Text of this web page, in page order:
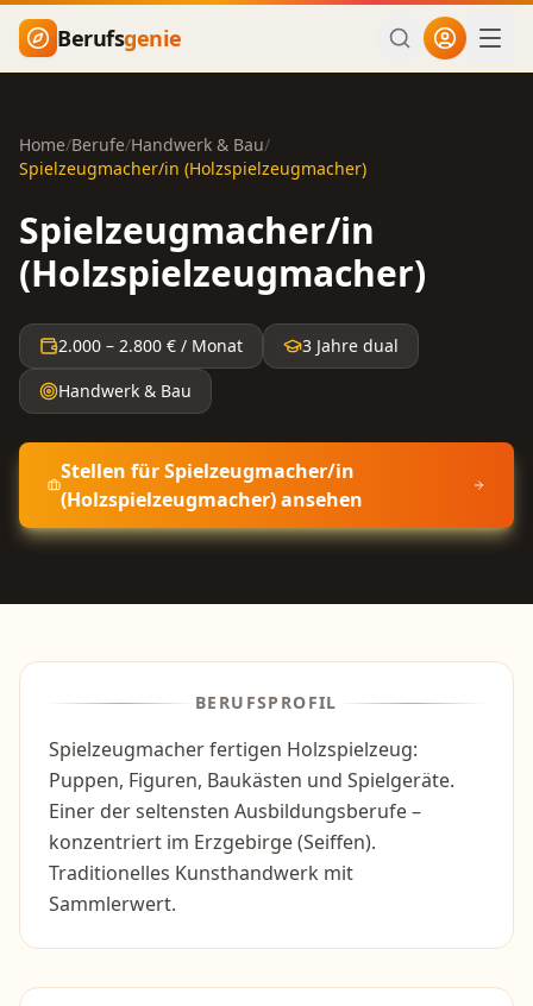
Zum Hauptinhalt springen
Berufsgenie
Home/Berufe/Handwerk & Bau/
Spielzeugmacher/in (Holzspielzeugmacher)
Spielzeugmacher/in
(Holzspielzeugmacher)
2.000 – 2.800 € / Monat
3 Jahre dual
Handwerk & Bau
Stellen fürSpielzeugmacher/in
(Holzspielzeugmacher)ansehen
BERUFSPROFIL
Spielzeugmacher fertigen Holzspielzeug:
Puppen, Figuren, Baukästen und Spielgeräte.
Einer der seltensten Ausbildungsberufe –
konzentriert im Erzgebirge (Seiffen).
Traditionelles Kunsthandwerk mit
Sammlerwert.